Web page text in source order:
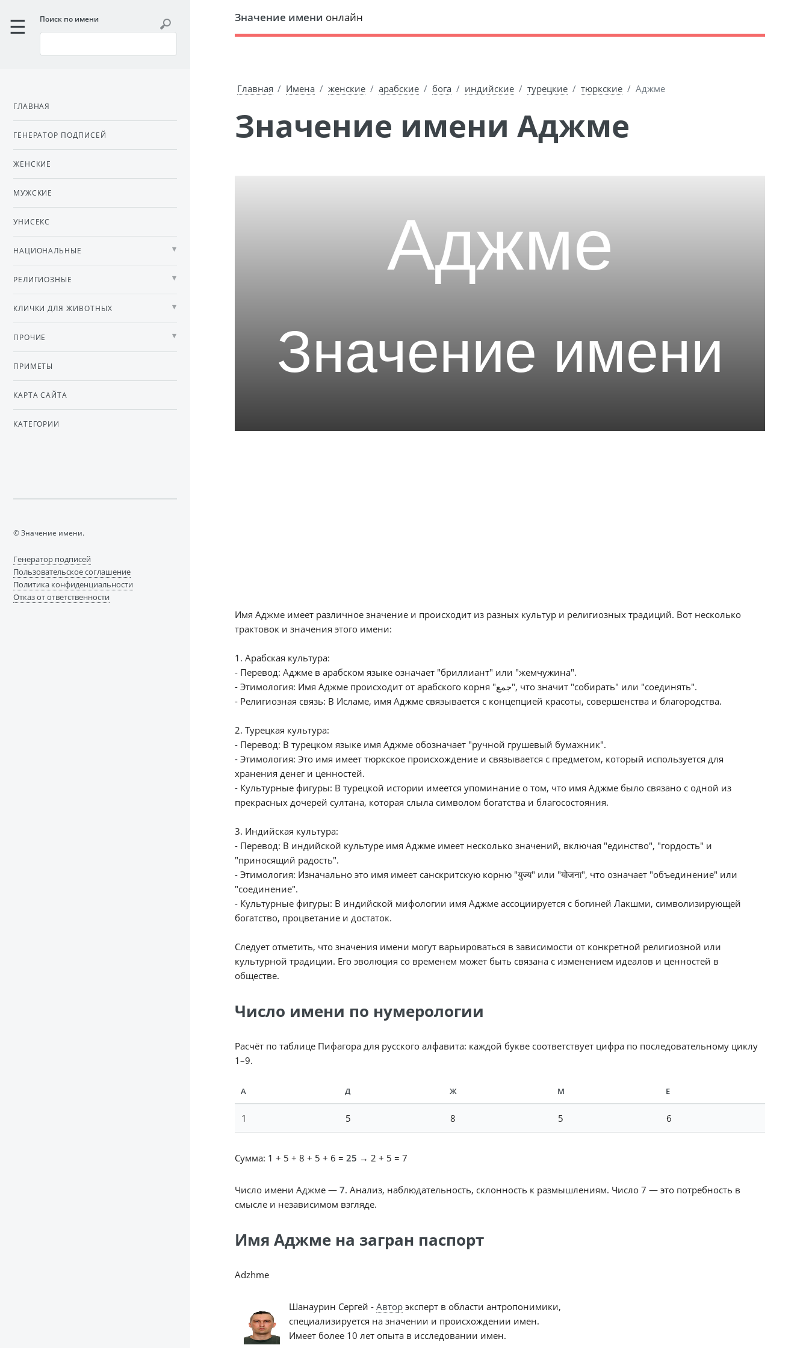
Значение имени онлайн
Главная Имена женские арабские бога индийские турецкие тюркские Аджме
Значение имени Аджме
Имя Аджме имеет различное значение и происходит из разных культур и религиозных традиций. Вот несколько
трактовок и значения этого имени:
1. Арабская культура:
- Перевод: Аджме в арабском языке означает "бриллиант" или "жемчужина".
- Этимология: Имя Аджме происходит от арабского корня "جمع", что значит "собирать" или "соединять".
- Религиозная связь: В Исламе, имя Аджме связывается с концепцией красоты, совершенства и благородства.
2. Турецкая культура:
- Перевод: В турецком языке имя Аджме обозначает "ручной грушевый бумажник".
- Этимология: Это имя имеет тюркское происхождение и связывается с предметом, который используется для
хранения денег и ценностей.
- Культурные фигуры: В турецкой истории имеется упоминание о том, что имя Аджме было связано с одной из
прекрасных дочерей султана, которая слыла символом богатства и благосостояния.
3. Индийская культура:
- Перевод: В индийской культуре имя Аджме имеет несколько значений, включая "единство", "гордость" и
"приносящий радость".
- Этимология: Изначально это имя имеет санскритскую корню "युज्य" или "योजना", что означает "объединение" или
"соединение".
- Культурные фигуры: В индийской мифологии имя Аджме ассоциируется с богиней Лакшми, символизирующей
богатство, процветание и достаток.
Следует отметить, что значения имени могут варьироваться в зависимости от конкретной религиозной или
культурной традиции. Его эволюция со временем может быть связана с изменением идеалов и ценностей в
обществе.
Число имени по нумерологии
Расчёт по таблице Пифагора для русского алфавита: каждой букве соответствует цифра по последовательному циклу
1–9.
А Д Ж М Е
1 5 8 5 6
Сумма: 1 + 5 + 8 + 5 + 6 = 25 → 2 + 5 = 7
Число имени Аджме — 7. Анализ, наблюдательность, склонность к размышлениям. Число 7 — это потребность в
смысле и независимом взгляде.
Имя Аджме на загран паспорт
Adzhme
Шанаурин Сергей - Авторэксперт в области антропонимики,
специализируется на значении и происхождении имен.
Имеет более 10 лет опыта в исследовании имен.
Поиск по имени
ГЛАВНАЯ
ГЕНЕРАТОР ПОДПИСЕЙ
ЖЕНСКИЕ
МУЖСКИЕ
УНИСЕКС
НАЦИОНАЛЬНЫЕ
РЕЛИГИОЗНЫЕ
КЛИЧКИ ДЛЯ ЖИВОТНЫХ
ПРОЧИЕ
ПРИМЕТЫ
КАРТА САЙТА
КАТЕГОРИИ
© Значение имени.
Генератор подписей
Пользовательское соглашение
Политика конфиденциальности
Отказ от ответственности